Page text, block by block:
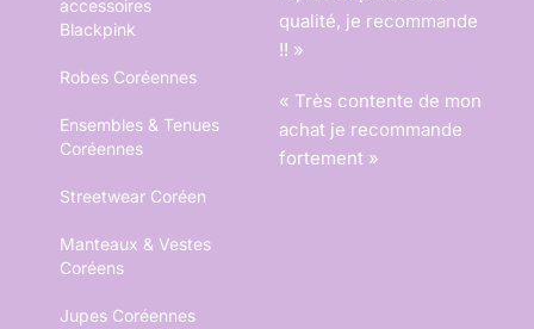
accessoires
Blackpink
Robes Coréennes
Ensembles & Tenues
Coréennes
Streetwear Coréen
Manteaux & Vestes
Coréens
Jupes Coréennes
qualité, je recommande
!! »
« Très contente de mon
achat je recommande
fortement »